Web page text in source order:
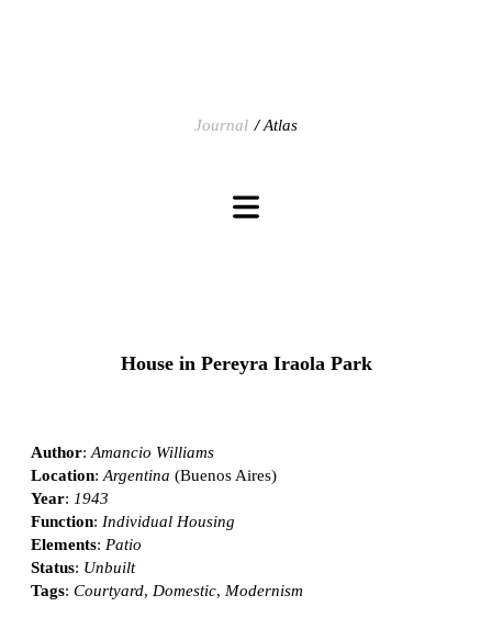
Journal Atlas
House in Pereyra Iraola Park
Author: Amancio Williams
Location: Argentina (Buenos Aires)
Year: 1943
Function: Individual Housing
Elements: Patio
Status: Unbuilt
Tags: Courtyard, Domestic, Modernism